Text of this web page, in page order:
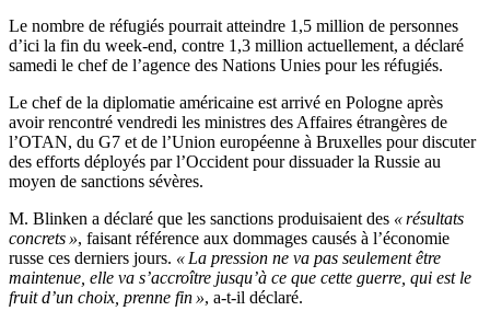
Le nombre de réfugiés pourrait atteindre 1,5 million de personnes
d’ici la fin du week-end, contre 1,3 million actuellement, a déclaré
samedi le chef de l’agence des Nations Unies pour les réfugiés.
Le chef de la diplomatie américaine est arrivé en Pologne après
avoir rencontré vendredi les ministres des Affaires étrangères de
l’OTAN, du G7 et de l’Union européenne à Bruxelles pour discuter
des efforts déployés par l’Occident pour dissuader la Russie au
moyen de sanctions sévères.
M. Blinken a déclaré que les sanctions produisaient des « résultats
concrets », faisant référence aux dommages causés à l’économie
russe ces derniers jours. « La pression ne va pas seulement être
maintenue, elle va s’accroître jusqu’à ce que cette guerre, qui est le
fruit d’un choix, prenne fin », a-t-il déclaré.